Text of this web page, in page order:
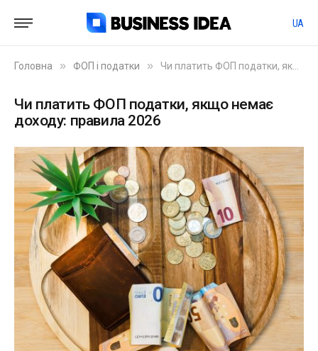
UA
Головна » ФОП і податки » Чи платить ФОП податки, якщо немає доходу: правила 2026
Чи платить ФОП податки, якщо немає
доходу: правила 2026